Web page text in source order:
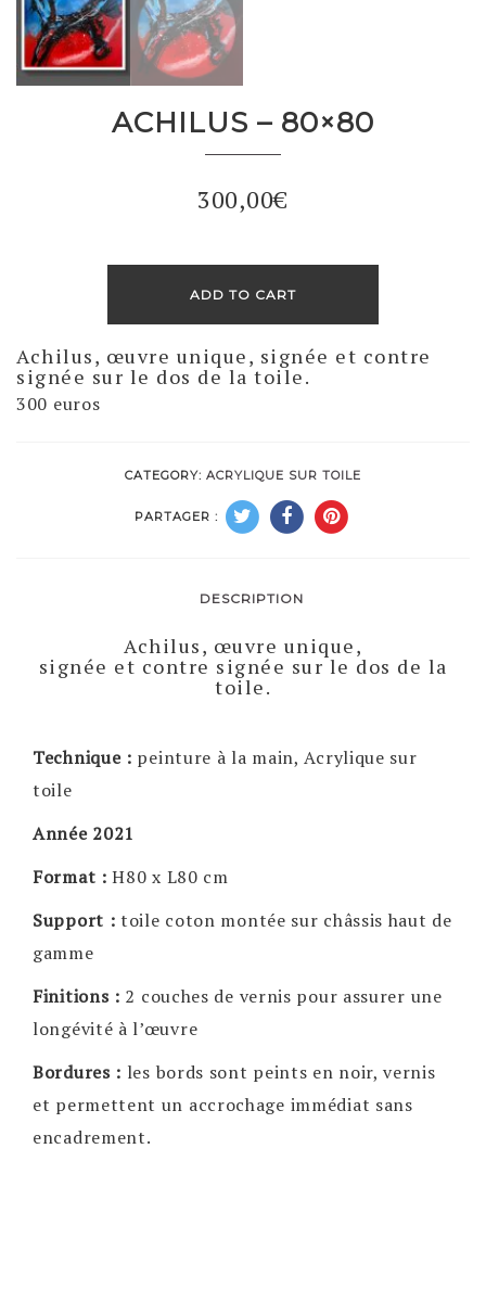
ACHILUS – 80×80
300,00€
ADD TO CART
Achilus, œuvre unique, signée et contre
signée sur le dos de la toile.
300 euros
CATEGORY: ACRYLIQUE SUR TOILE
PARTAGER :
DESCRIPTION
Achilus, œuvre unique,
signée et contre signée sur le dos de la
toile.
Technique : peinture à la main, Acrylique sur
toile
Année 2021
Format : H80 x L80 cm
Support : toile coton montée sur châssis haut de
gamme
Finitions : 2 couches de vernis pour assurer une
longévité à l’œuvre
Bordures : les bords sont peints en noir, vernis
et permettent un accrochage immédiat sans
encadrement.